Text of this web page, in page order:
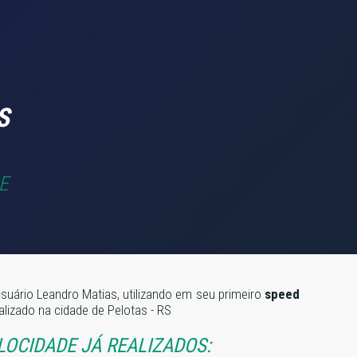
Leandro Matias, utilizando em seu primeiro speed
na cidade de Pelotas - RS
JÁ REALIZADOS: